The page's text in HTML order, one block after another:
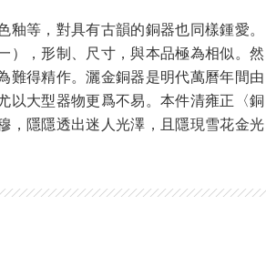
等，對具有古韻的銅器也同樣鍾愛。
），形制、尺寸，與本品極為相似。然
難得精作。灑金銅器是明代萬曆年間由
以大型器物更爲不易。本件清雍正〈銅
，隱隱透出迷人光澤，且隱現雪花金光